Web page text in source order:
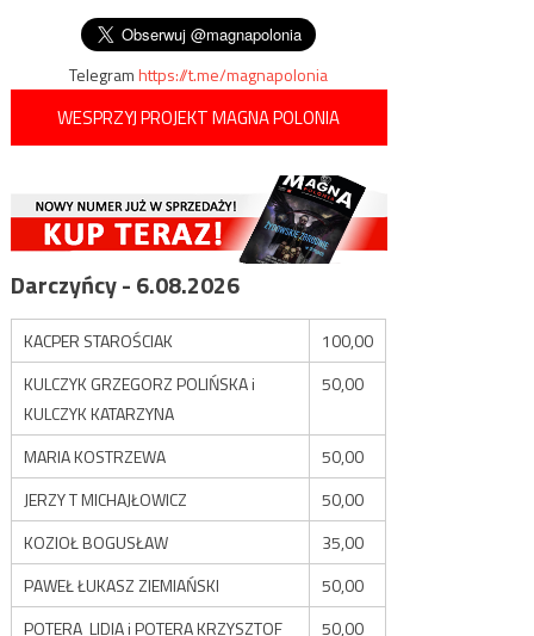
wpisu
Telegramhttps://t.me/magnapolonia
WESPRZYJ PROJEKT MAGNA POLONIA
Darczyńcy - 6.08.2026
KACPER STAROŚCIAK
100,00
KULCZYK GRZEGORZ POLIŃSKA i
KULCZYK KATARZYNA
50,00
MARIA KOSTRZEWA
50,00
JERZY T MICHAJŁOWICZ
50,00
KOZIOŁ BOGUSŁAW
35,00
PAWEŁ ŁUKASZ ZIEMIAŃSKI
50,00
POTERA LIDIA i POTERA KRZYSZTOF
50,00